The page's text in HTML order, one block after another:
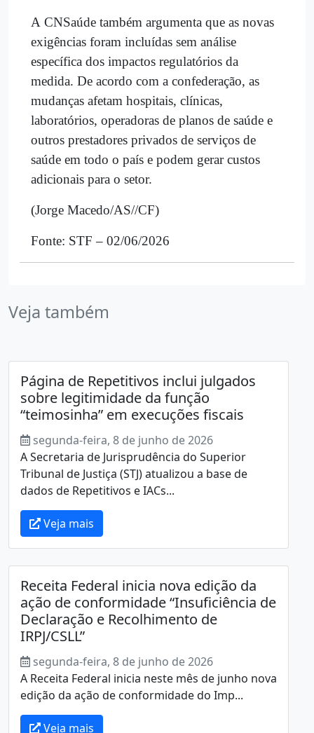
A CNSaúde também argumenta que as novas
exigências foram incluídas sem análise
específica dos impactos regulatórios da
medida. De acordo com a confederação, as
mudanças afetam hospitais, clínicas,
laboratórios, operadoras de planos de saúde e
outros prestadores privados de serviços de
saúde em todo o país e podem gerar custos
adicionais para o setor.
(Jorge Macedo/AS//CF)
Fonte: STF – 02/06/2026
Veja também
Página de Repetitivos inclui julgados
sobre legitimidade da função
“teimosinha” em execuções fiscais
segunda-feira, 8 de junho de 2026
A Secretaria de Jurisprudência do Superior
Tribunal de Justiça (STJ) atualizou a base de
dados de Repetitivos e IACs...
Veja mais
Receita Federal inicia nova edição da
ação de conformidade “Insuficiência de
Declaração e Recolhimento de
IRPJ/CSLL”
segunda-feira, 8 de junho de 2026
A Receita Federal inicia neste mês de junho nova
edição da ação de conformidade do Imp...
Veja mais